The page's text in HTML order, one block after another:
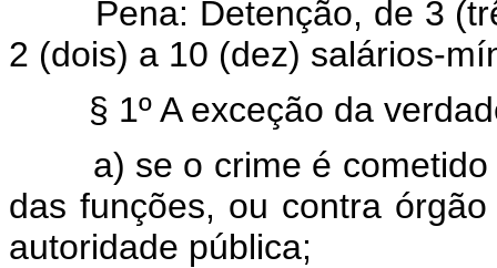
Pena: Detenção, de 3
2 (dois) a 10 (dez) salários-
§ 1º A exceção da
a) se o crime é cometido
das funções, ou contra
autoridade pública;